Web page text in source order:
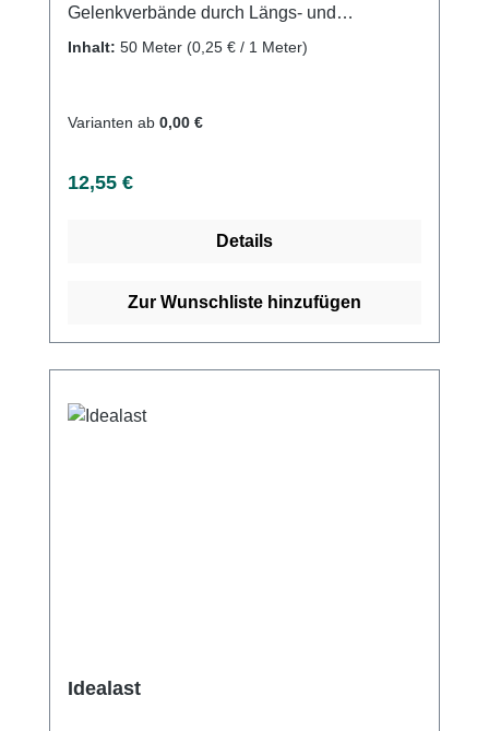
Gelenkverbände durch Längs- und
QuerdehnungFür eine regulierbare
Luxationen, Distorsionen und
Baumwolle, Polyamid, Polyurethan5m
Kompressionsbinde (längs- und
120%Querdehnung ca.
jetzt Bi-Power Binden online bei uns und
Inhalt: 50 Meter (0,25 € / 1 Meter)
Varianten ab 0,00 €
Regulärer Preis:
12,55 €
Details
Zur Wunschliste hinzufügen
Idealast